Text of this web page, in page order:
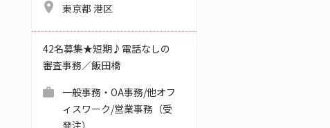
東京都 港区
42名募集★短期♪電話なしの
審査事務／飯田橋
一般事務・OA事務/他オフ
ィスワーク/営業事務（受
発注）